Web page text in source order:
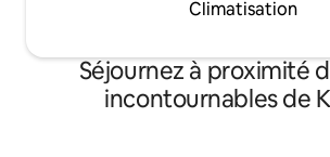
Climatisation
Séjournez à proximité
incontournables de